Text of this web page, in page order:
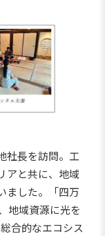
社長を訪問。工
アと共に、地域
ました。「四万
地域資源に光を
合的なエコシス